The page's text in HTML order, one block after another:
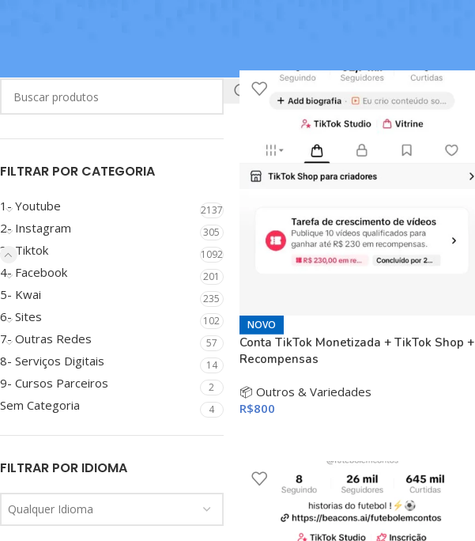
FILTRAR POR CATEGORIA
1- Youtube 2137
2- Instagram 305
3- Tiktok 1092
4- Facebook 201
5- Kwai 235
6- Sites 102
7- Outras Redes 57
8- Serviços Digitais 14
9- Cursos Parceiros 2
Sem Categoria 4
FILTRAR POR IDIOMA
Qualquer Idioma
NOVO
Conta TikTok Monetizada + TikTok Shop +
Recompensas
📦 Outros & Variedades
R$800